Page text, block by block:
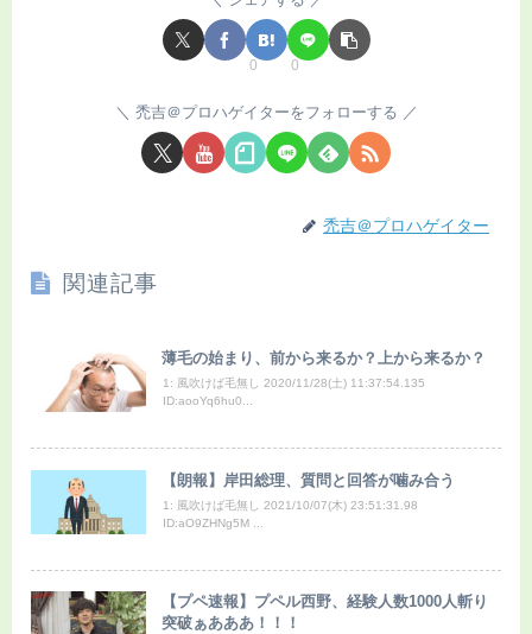
0 0
禿吉＠プロハゲイターをフォローする
禿吉＠プロハゲイター
関連記事
薄毛の始まり、前から来るか？上から来るか？
1: 風吹けば毛無し 2020/11/28(土) 11:37:54.135
ID:aooYq6hu0...
【朗報】岸田総理、質問と回答が噛み合う
1: 風吹けば毛無し 2021/10/07(木) 23:51:31.98
ID:aO9ZHNg5M ...
【プペ速報】プペル西野、経験人数1000人斬り
突破ぁあああ！！！